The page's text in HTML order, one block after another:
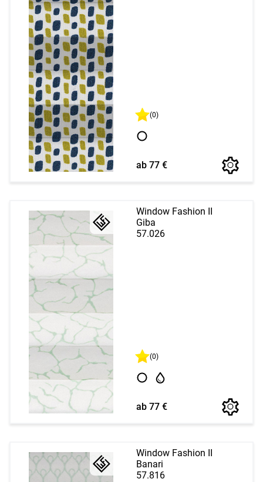
(0)
ab 77 €
Window Fashion II
Giba
57.026
(0)
ab 77 €
Window Fashion II
Banari
57.816